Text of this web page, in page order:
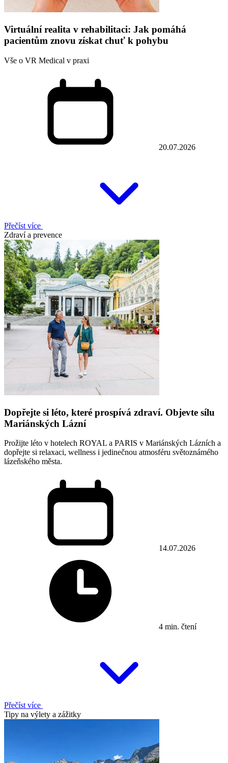
Virtuální realita v rehabilitaci: Jak pomáhá
pacientům znovu získat chuť k pohybu
Vše o VR Medical v praxi
20.07.2026
Přečíst více
Zdraví a prevence
Dopřejte si léto, které prospívá zdraví. Objevte sílu
Mariánských Lázní
Prožijte léto v hotelech ROYAL a PARIS v Mariánských Lázních a
dopřejte si relaxaci, wellness i jedinečnou atmosféru světoznámého
lázeňského města.
14.07.2026
4 min. čtení
Přečíst více
Tipy na výlety a zážitky